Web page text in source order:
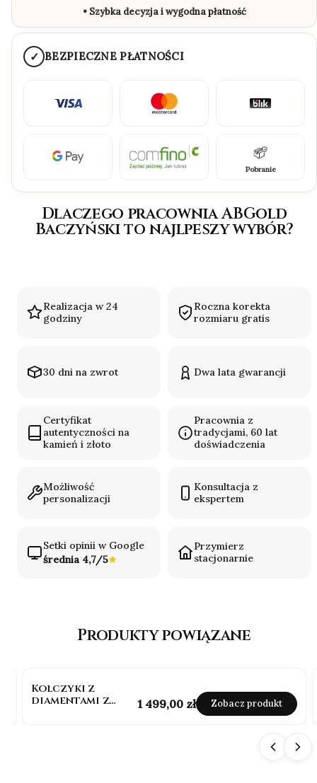
• Szybka decyzja i wygodna płatność
✓ BEZPIECZNE PŁATNOŚCI
Pobranie
Dlaczego pracownia ABGold
Baczyński to najlpeszy wybór?
Realizacja w 24
godziny
Roczna korekta
rozmiaru gratis
30 dni na zwrot Dwa lata gwarancji
Certyfikat
autentyczności na
kamień i złoto
Pracownia z
tradycjami, 60 lat
doświadczenia
Możliwość
personalizacji
Konsultacja z
ekspertem
Setki opinii w Google
średnia 4,7/5
Przymierz
stacjonarnie
Produkty powiązane
Kolczyki z
diamentami z
Cena
1 499,00 zł Zobacz produkt